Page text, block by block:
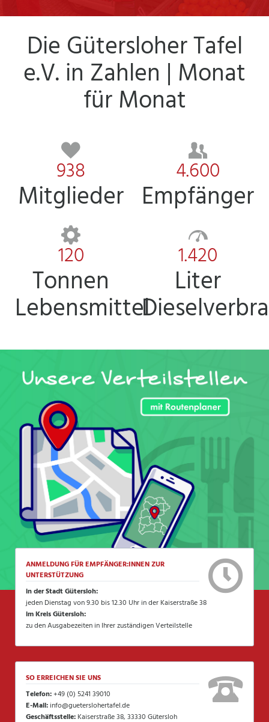
Mitglied werden Spenden
Die Gütersloher Tafel
e.V. in Zahlen | Monat
für Monat
938
Mitglieder
4.600
Empfänger
120
Tonnen
Lebensmittel
1.420
Liter
ANMELDUNG FÜR EMPFÄNGER:INNEN ZUR
UNTERSTÜTZUNG
in der Stadt Gütersloh:
jeden Dienstag von 9.30 bis 12.30 Uhr in der Kaiserstraße 38
im Kreis Gütersloh:
zu den Ausgabezeiten in Ihrer zuständigen Verteilstelle
SO ERREICHEN SIE UNS
Telefon:+49 (0) 5241 39010
E-Mail: info@gueterslohertafel.de
Geschäftsstelle: Kaiserstraße 38, 33330 Gütersloh